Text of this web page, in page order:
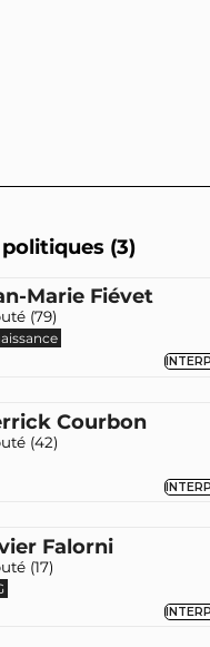
(3)
Marie Fiévet
(79)
Courbon
(42)
Falorni
(17)